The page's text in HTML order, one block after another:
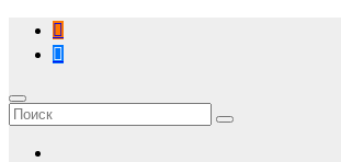
Перейти
содержимому